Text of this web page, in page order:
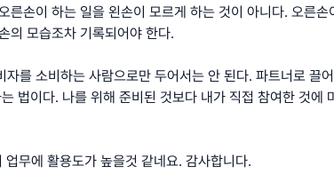
른손이 하는 일을 왼손이 모르게 하는 것이 아니다. 오른손
의 모습조차 기록되어야 한다.
자를 소비하는 사람으로만 두어서는 안 된다. 파트너로 끌
법이다. 나를 위해 준비된 것보다 내가 직접 참여한 것에
무에 활용도가 높을것 같네요. 감사합니다.